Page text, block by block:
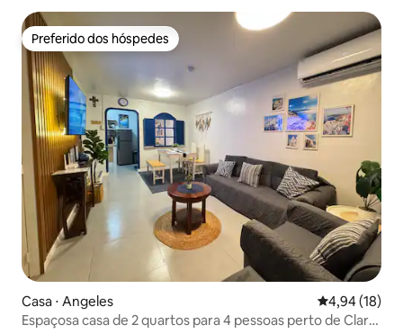
Preferido dos hóspedes
Preferido dos hóspedes
Casa ⋅ Angeles 4,94 de uma
4,94 (18)
Espaçosa casa de 2 quartos para 4 pessoas perto de Clark